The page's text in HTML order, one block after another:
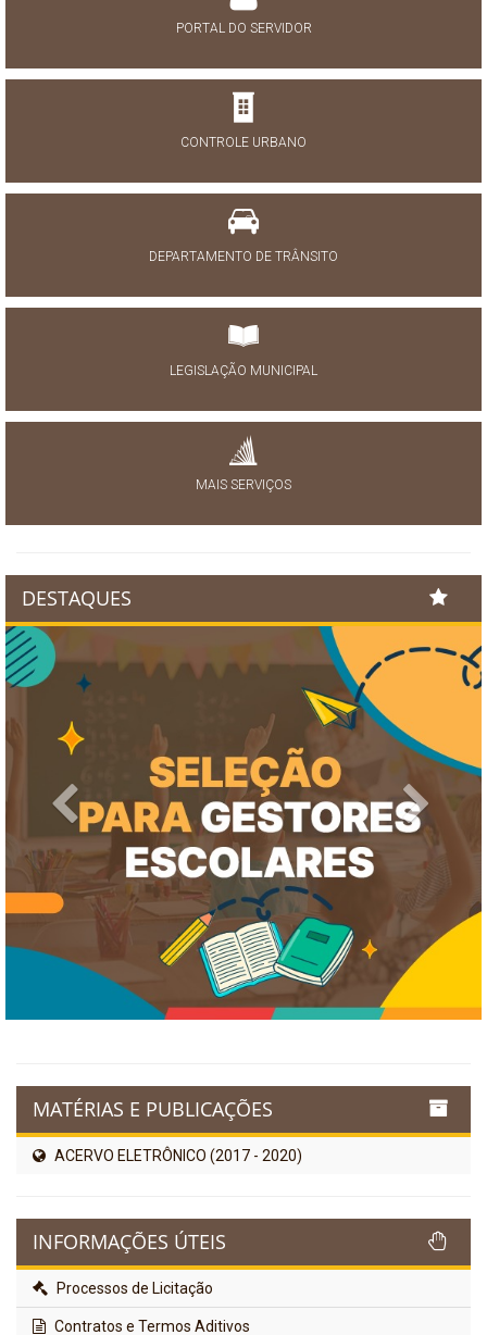
PORTAL DO SERVIDOR
CONTROLE URBANO
DEPARTAMENTO DE TRÂNSITO
LEGISLAÇÃO MUNICIPAL
MAIS SERVIÇOS
DESTAQUES
Previous Next
MATÉRIAS E PUBLICAÇÕES
ACERVO ELETRÔNICO (2017 - 2020)
INFORMAÇÕES ÚTEIS
Processos de Licitação
Contratos e Termos Aditivos